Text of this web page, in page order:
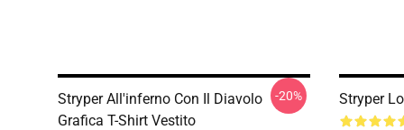
Stryper All'inferno Con Il Diavolo
Grafica T-Shirt Vestito
-20% Stryper